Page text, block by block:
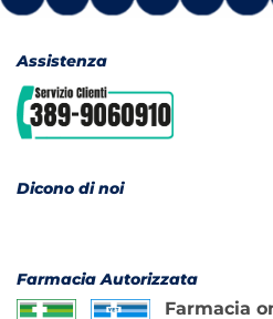
Assistenza
Dicono di noi
Farmacia Autorizzata
Farmacia